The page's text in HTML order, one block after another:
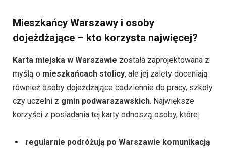
Mieszkańcy Warszawy i osoby
dojeżdżające – kto korzysta najwięcej?
Karta miejska w Warszawie została zaprojektowana z
myślą o mieszkańcach stolicy, ale jej zalety doceniają
również osoby dojeżdżające codziennie do pracy, szkoły
czy uczelni z gmin podwarszawskich. Największe
korzyści z posiadania tej karty odnoszą osoby, które:
regularnie podróżują po Warszawie komunikacją